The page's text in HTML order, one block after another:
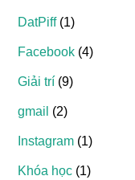
DatPiff (1)
Facebook (4)
Giải trí (9)
gmail (2)
Instagram (1)
Khóa học (1)